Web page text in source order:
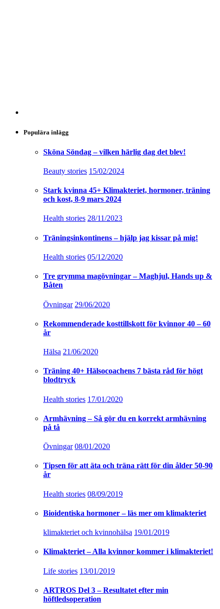
Populära inlägg
Sköna Söndag – vilken härlig dag det blev!
Beauty stories 15/02/2024
Stark kvinna 45+ Klimakteriet, hormoner, träning
och kost, 8-9 mars 2024
Health stories 28/11/2023
Träningsinkontinens – hjälp jag kissar på mig!
Health stories 05/12/2020
Tre grymma magövningar – Maghjul, Hands up &
Båten
Övningar 29/06/2020
Rekommenderade kosttillskott för kvinnor 40 – 60
år
Hälsa 21/06/2020
Träning 40+ Hälsocoachens 7 bästa råd för högt
blodtryck
Health stories 17/01/2020
Armhävning – Så gör du en korrekt armhävning
på tå
Övningar 08/01/2020
Tipsen för att äta och träna rätt för din ålder 50-90
år
Health stories 08/09/2019
Bioidentiska hormoner – läs mer om klimakteriet
klimakteriet och kvinnohälsa 19/01/2019
Klimakteriet – Alla kvinnor kommer i klimakteriet!
Life stories 13/01/2019
ARTROS Del 3 – Resultatet efter min
höftledsoperation